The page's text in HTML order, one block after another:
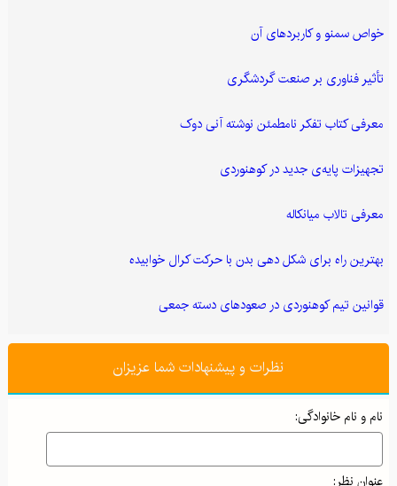
خواص سمنو و کاربردهای آن
تأثیر فناوری بر صنعت گردشگری
معرفی کتاب تفکر نامطمئن نوشته آنی دوک
تجهیزات پایه‌ی جدید در کوهنوردی
معرفی تالاب میانکاله
بهترین راه برای شکل دهی بدن با حرکت کرال خوابیده
قوانین تیم کوهنوردی در صعودهای دسته جمعی
نظرات و پیشنهادات شما عزیزان
نام و نام خانوادگی:
عنوان نظر: